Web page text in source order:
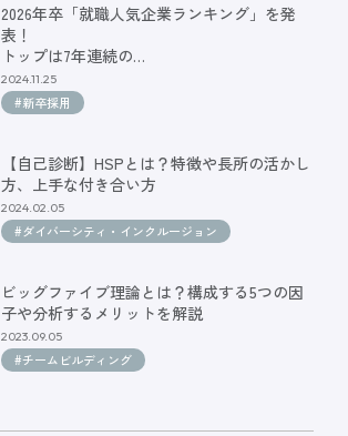
2026年卒「就職人気企業ランキング」を発
表！
トップは7年連続の…
2024.11.25
#新卒採用
【自己診断】HSPとは？特徴や長所の活かし
方、上手な付き合い方
2024.02.05
#ダイバーシティ・インクルージョン
ビッグファイブ理論とは？構成する5つの因
子や分析するメリットを解説
2023.09.05
#チームビルディング